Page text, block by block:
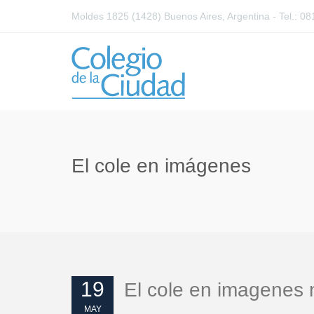
Moldes 1825 (1428) Buenos Aires, Argentina - Tel.:
El cole en imágenes
19
MAY
El cole en imagenes